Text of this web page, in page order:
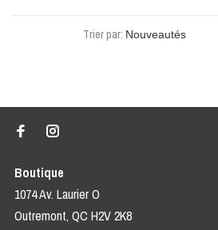
Trier par:
Boutique
1074 Av. Laurier O
Outremont, QC H2V 2K8